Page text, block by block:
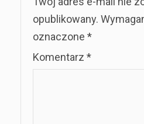
opublikowany.
oznaczone *
Komentarz *